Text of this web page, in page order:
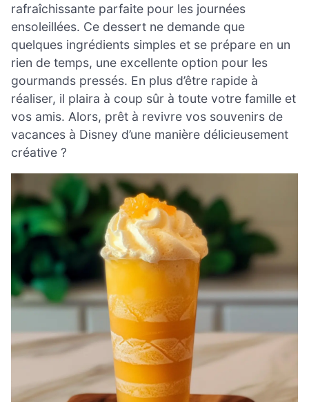
rafraîchissante parfaite pour les journées
ensoleillées. Ce dessert ne demande que
quelques ingrédients simples et se prépare en un
rien de temps, une excellente option pour les
gourmands pressés. En plus d’être rapide à
réaliser, il plaira à coup sûr à toute votre famille et
vos amis. Alors, prêt à revivre vos souvenirs de
vacances à Disney d’une manière délicieusement
créative ?